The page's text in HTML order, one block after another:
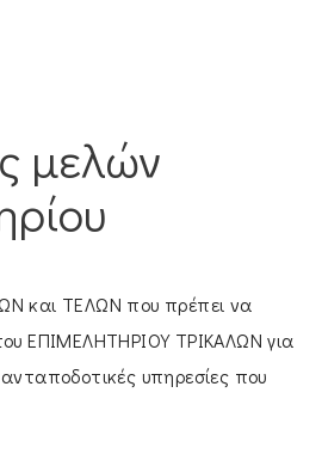
μελών
και ΤΕΛΩΝ που πρέπει να
ΕΠΙΜΕΛΗΤΗΡΙΟΥ ΤΡΙΚΑΛΩΝ για
υπηρεσίες που